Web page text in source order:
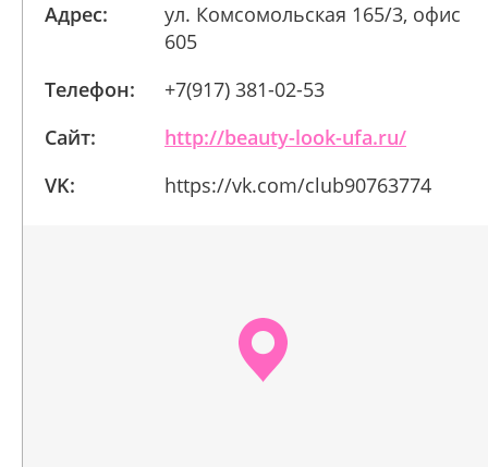
Адрес:
ул. Комсомольская 165/3, офис
605
Телефон:
+7(917) 381-02-53
Сайт:
http://beauty-look-ufa.ru/
VK:
https://vk.com/club90763774